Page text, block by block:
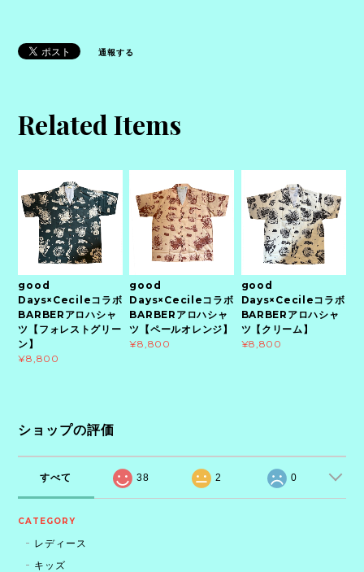
通報する
Related Items
good
Days×Cecileコラボ
BARBERアロハシャ
ツ【フォレストグリー
ン】
¥8,800
good
Days×Cecileコラボ
BARBERアロハシャ
ツ【ペールオレンジ】
¥8,800
good
Days×Cecileコラボ
BARBERアロハシャ
ツ【クリーム】
¥8,800
ショップの評価
すべて 38 2 0
CATEGORY
レディース
キッズ